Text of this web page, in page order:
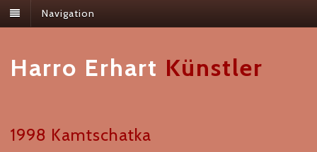
Navigation
Harro Erhart Künstler
1998 Kamtschatka